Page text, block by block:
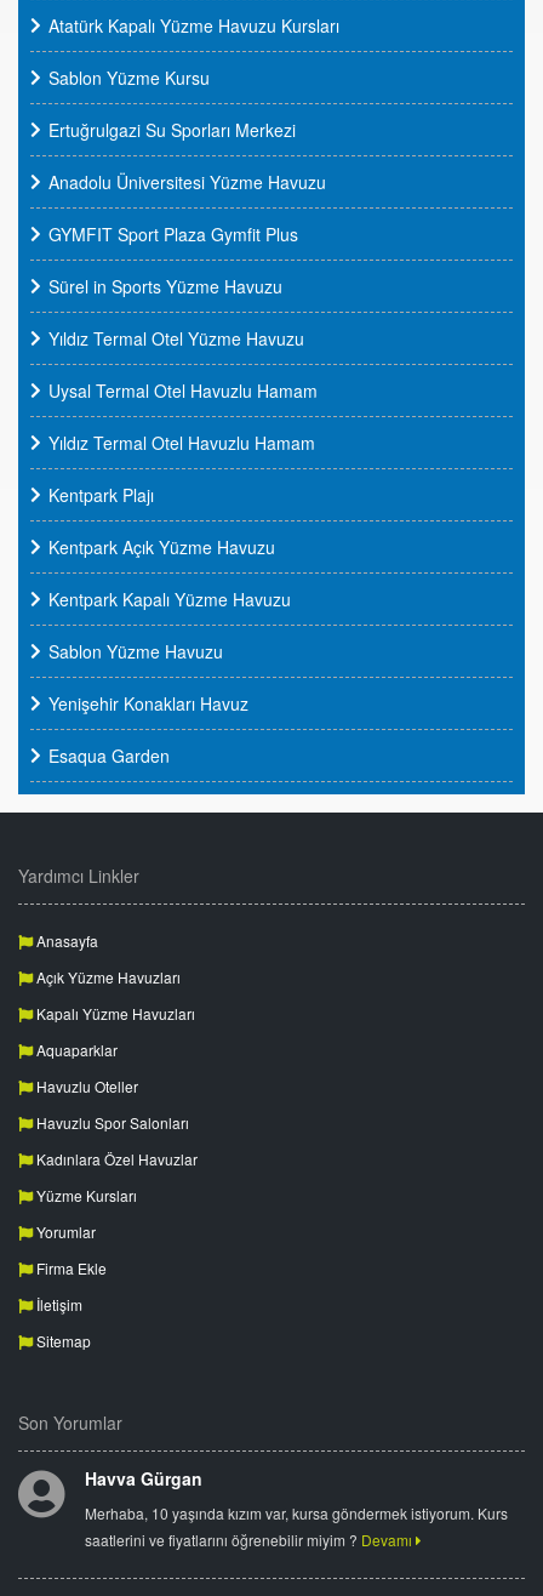
Atatürk Kapalı Yüzme Havuzu Kursları
Sablon Yüzme Kursu
Ertuğrulgazi Su Sporları Merkezi
Anadolu Üniversitesi Yüzme Havuzu
GYMFIT Sport Plaza Gymfit Plus
Sürel in Sports Yüzme Havuzu
Yıldız Termal Otel Yüzme Havuzu
Uysal Termal Otel Havuzlu Hamam
Yıldız Termal Otel Havuzlu Hamam
Kentpark Plajı
Kentpark Açık Yüzme Havuzu
Kentpark Kapalı Yüzme Havuzu
Sablon Yüzme Havuzu
Yenişehir Konakları Havuz
Esaqua Garden
Yardımcı Linkler
Anasayfa
Açık Yüzme Havuzları
Kapalı Yüzme Havuzları
Aquaparklar
Havuzlu Oteller
Havuzlu Spor Salonları
Kadınlara Özel Havuzlar
Yüzme Kursları
Yorumlar
Firma Ekle
İletişim
Sitemap
Son Yorumlar
Havva Gürgan
Merhaba, 10 yaşında kızım var, kursa göndermek istiyorum. Kurs
saatlerini ve fiyatlarını öğrenebilir miyim ? Devamı